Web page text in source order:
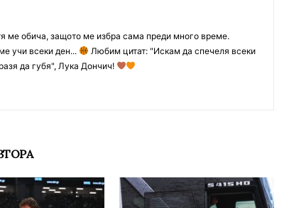
ме обича, защото ме избра сама преди много време.
учи всеки ден...
Любим цитат: "Искам да спечеля всеки
да губя", Лука Дончич!